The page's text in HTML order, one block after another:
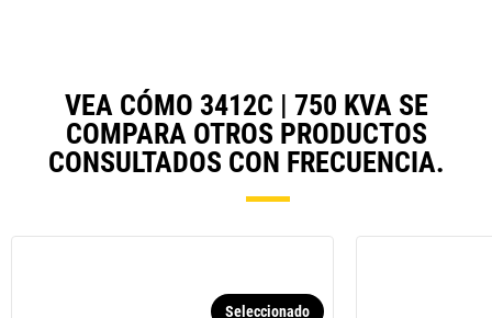
VEA CÓMO 3412C | 750 KVA SE
COMPARA OTROS PRODUCTOS
CONSULTADOS CON FRECUENCIA.
Seleccionado